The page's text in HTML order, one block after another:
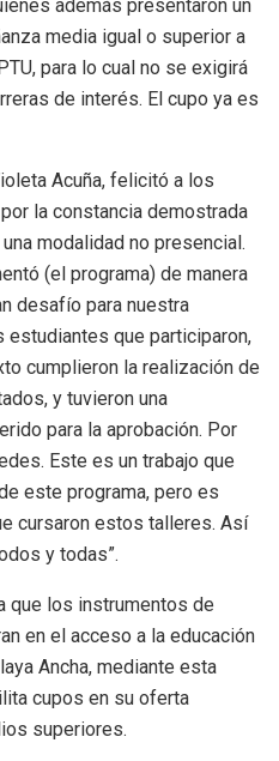
además presentaron un
media igual o superior a
para lo cual no se exigirá
de interés. El cupo ya es
Acuña, felicitó a los
la constancia demostrada
modalidad no presencial.
(el programa) de manera
desafío para nuestra
estudiantes que participaron,
cumplieron la realización de
y tuvieron una
para la aprobación. Por
Este es un trabajo que
este programa, pero es
cursaron estos talleres. Así
y todas”.
que los instrumentos de
en el acceso a la educación
Ancha, mediante esta
cupos en su oferta
superiores.